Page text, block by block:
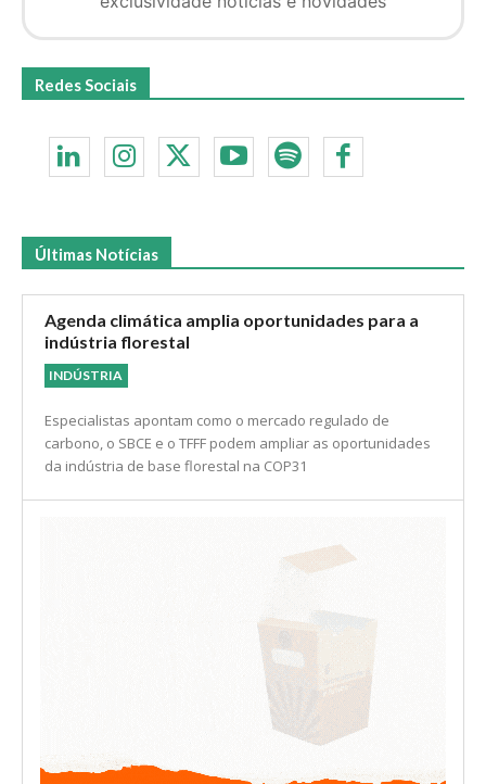
Redes Sociais
Últimas Notícias
Agenda climática amplia oportunidades para a
indústria florestal
INDÚSTRIA
Especialistas apontam como o mercado regulado de
carbono, o SBCE e o TFFF podem ampliar as oportunidades
da indústria de base florestal na COP31